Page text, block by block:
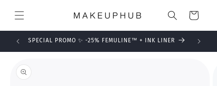
passer
au
contenu
Panier
SPECIAL PROMO ✨ -25% FEMULINE™ + INK LINER
informations
produits